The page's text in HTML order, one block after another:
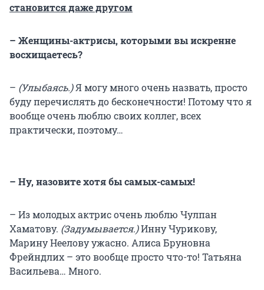
становится даже другом
– Женщины-актрисы, которыми вы искренне
восхищаетесь?
– (Улыбаясь.)Я могу много очень назвать, просто
буду перечислять до бесконечности! Потому что я
вообще очень люблю своих коллег, всех
практически, поэтому…
– Ну, назовите хотя бы самых-самых!
– Из молодых актрис очень люблю Чулпан
Хаматову. (Задумывается.)Инну Чурикову,
Марину Неелову ужасно. Алиса Бруновна
Фрейндлих – это вообще просто что-то! Татьяна
Васильева… Много.